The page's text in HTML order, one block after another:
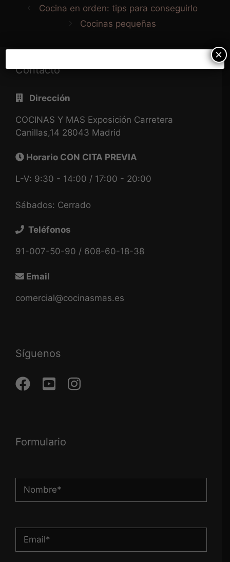
Cocina en orden: tips para conseguirlo
Cocinas pequeñas
Contacto
Dirección
COCINAS Y MAS Exposición Carretera
Canillas,14 28043 Madrid
Horario CON CITA PREVIA
L-V: 9:30 - 14:00 / 17:00 - 20:00
Sábados: Cerrado
Teléfonos
91-007-50-90 / 608-60-18-38
Email
comercial@cocinasmas.es
Síguenos
Formulario
×